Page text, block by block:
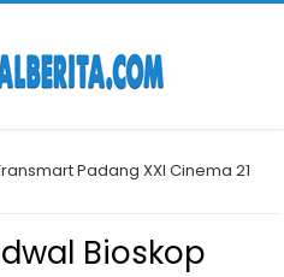
Padang XXI Cinema 21
Bioskop